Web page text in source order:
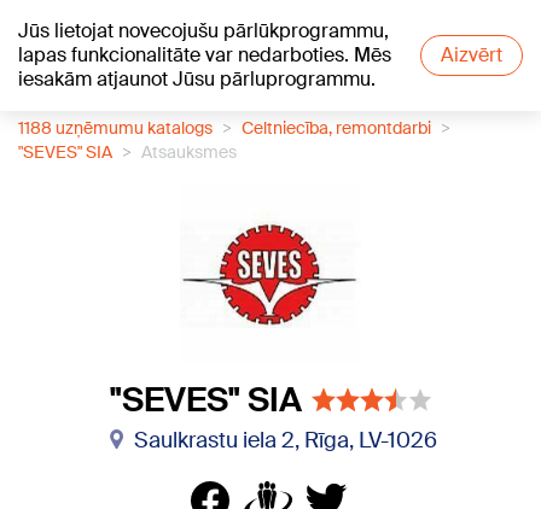
Jūs lietojat novecojušu pārlūkprogrammu,
lapas funkcionalitāte var nedarboties. Mēs
iesakām atjaunot Jūsu pārluprogrammu.
Aizvērt
+19°C
1188 uzņēmumu katalogs
Celtniecība, remontdarbi
"SEVES" SIA
Atsauksmes
"SEVES" SIA
Saulkrastu iela 2, Rīga, LV-1026